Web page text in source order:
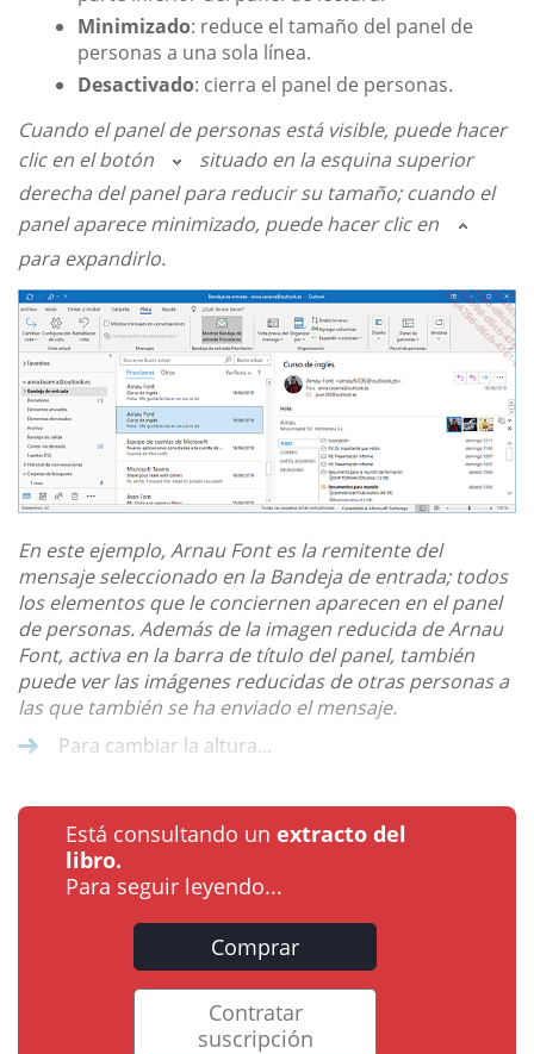
Minimizado: reduce el tamaño del panel de
personas a una sola línea.
Desactivado: cierra el panel de personas.
Cuando el panel de personas está visible, puede hacer
clic en el botón
situado en la esquina superior
derecha del panel para reducir su tamaño; cuando el
panel aparece minimizado, puede hacer clic en
para expandirlo.
En este ejemplo, Arnau Font es la remitente del
mensaje seleccionado en la Bandeja de entrada; todos
los elementos que le conciernen aparecen en el panel
de personas. Además de la imagen reducida de Arnau
Font, activa en la barra de título del panel, también
puede ver las imágenes reducidas de otras personas a
las que también se ha enviado el mensaje.
Para cambiar la altura...
Está consultando un extracto del
libro.
Para seguir leyendo...
Comprar
Contratar
suscripción